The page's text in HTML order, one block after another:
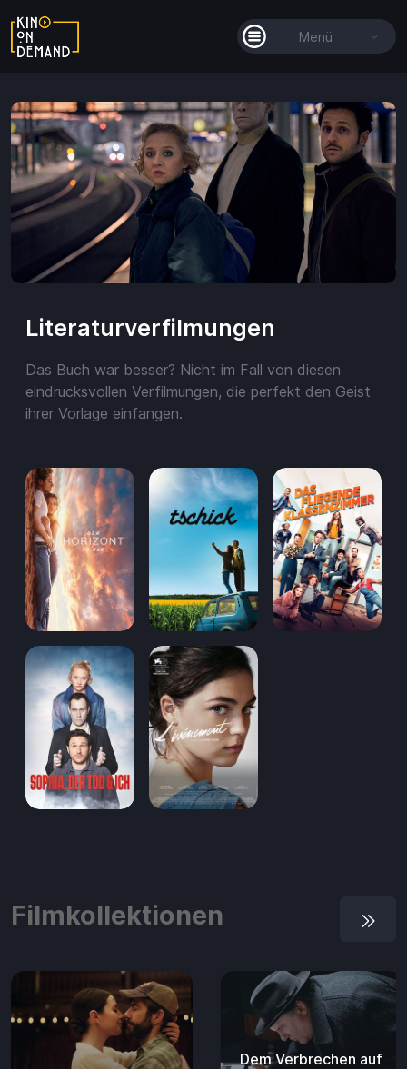
Menü
Alle Filme
Filmkollektionen
So funktioniert's
Guthaben
Guthaben
Literaturverfilmungen
Das Buch war besser? Nicht im Fall von diesen
eindrucksvollen Verfilmungen, die perfekt den Geist
ihrer Vorlage einfangen.
Filmkollektionen
Dem Verbrechen auf